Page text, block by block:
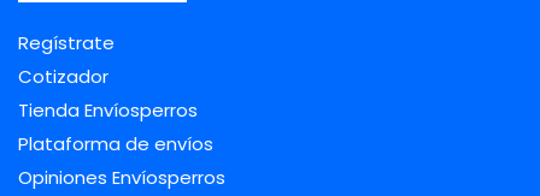
Regístrate
Cotizador
Tienda Envíosperros
Plataforma de envíos
Opiniones Envíosperros